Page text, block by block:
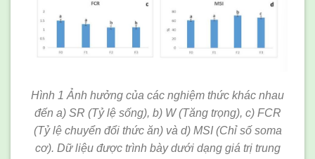
Hình 1 Ảnh hưởng của các nghiệm thức khác nhau
đến a) SR (Tỷ lệ sống), b) W (Tăng trọng), c) FCR
(Tỷ lệ chuyển đổi thức ăn) và d) MSI (Chỉ số soma
cơ). Dữ liệu được trình bày dưới dạng giá trị trung